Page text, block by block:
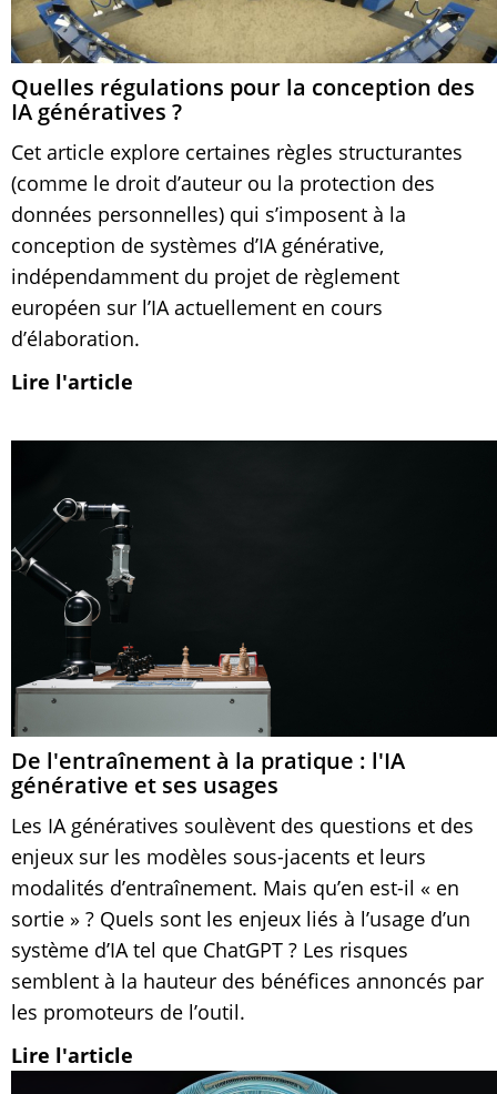
Quelles régulations pour la conception des
IA génératives ?
Cet article explore certaines règles structurantes
(comme le droit d’auteur ou la protection des
données personnelles) qui s’imposent à la
conception de systèmes d’IA générative,
indépendamment du projet de règlement
européen sur l’IA actuellement en cours
d’élaboration.
Lire l'article
De l'entraînement à la pratique : l'IA
générative et ses usages
Les IA génératives soulèvent des questions et des
enjeux sur les modèles sous-jacents et leurs
modalités d’entraînement. Mais qu’en est-il « en
sortie » ? Quels sont les enjeux liés à l’usage d’un
système d’IA tel que ChatGPT ? Les risques
semblent à la hauteur des bénéfices annoncés par
les promoteurs de l’outil.
Lire l'article